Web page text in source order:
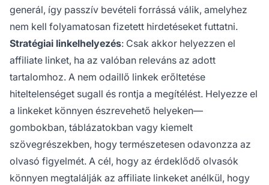
generál, így passzív bevételi forrássá válik, amelyhez
nem kell folyamatosan fizetett hirdetéseket futtatni.
Stratégiai linkelhelyezés: Csak akkor helyezzen el
affiliate linket, ha az valóban releváns az adott
tartalomhoz. A nem odaillő linkek erőltetése
hiteltelenséget sugall és rontja a megítélést. Helyezze el
a linkeket könnyen észrevehető helyeken—
gombokban, táblázatokban vagy kiemelt
szövegrészekben, hogy természetesen odavonzza az
olvasó figyelmét. A cél, hogy az érdeklődő olvasók
könnyen megtalálják az affiliate linkeket anélkül, hogy